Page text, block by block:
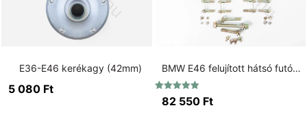
E36-E46 kerékagy (42mm)
5 080 Ft
BMW E46 felujított hátsó futómű csavar készlet
Értékelés:
5.00
82 550 Ft